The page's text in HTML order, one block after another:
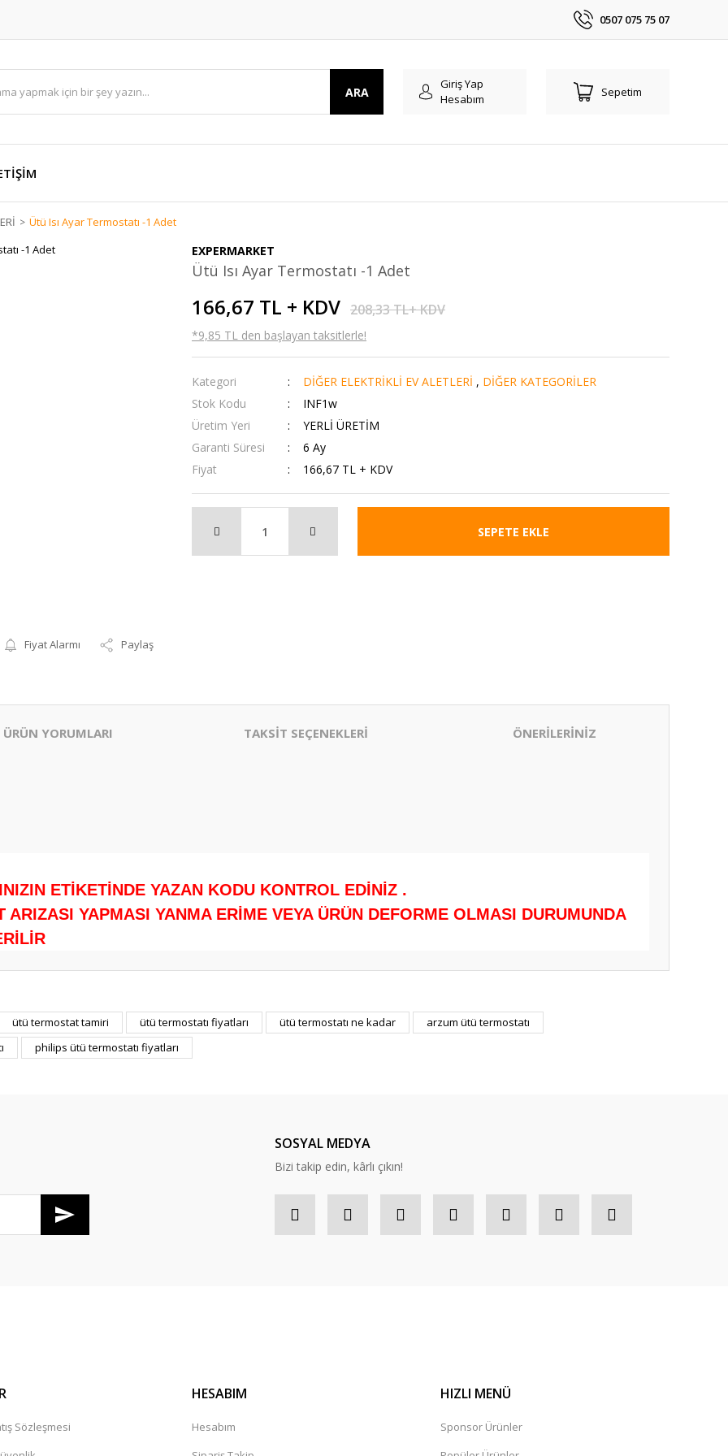
0507 075 75 07
ARA
Giriş Yap
Hesabım
Sepetim
Ütü Isı Ayar Termostatı -1 Adet
Fiyat Alarmı Paylaş
EXPERMARKET
Ütü Isı Ayar Termostatı -1 Adet
166,67 TL + KDV 208,33 TL+ KDV
*9,85 TL den başlayan taksitlerle!
Kategori DİĞER ELEKTRİKLİ EV ALETLERİ , DİĞER KATEGORİLER
Stok Kodu
INF1w
Üretim Yeri
YERLİ ÜRETİM
Garanti Süresi
6 Ay
Fiyat
166,67 TL + KDV
SEPETE EKLE
ÜRÜN YORUMLARI TAKSİT SEÇENEKLERİ ÖNERİLERİNİZ
ETİKETİNDE YAZAN KODU KONTROL EDİNİZ .
YAPMASI YANMA ERİME VEYA ÜRÜN DEFORME OLMASI DURUMUNDA
Bu ürüne ilk yorumu siz yapın!
ütü termostat tamiri ütü termostatı fiyatları ütü termostatı ne kadar
arzum ütü termostatı
philips ütü termostatı fiyatları
SOSYAL MEDYA
Bizi takip edin, kârlı çıkın!
Sözleşmesi
HESABIM
Hesabım
HIZLI MENÜ
Sponsor Ürünler